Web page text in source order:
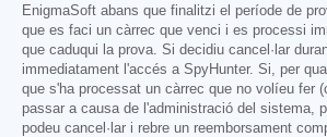
EnigmaSoft abans que finalitzi el període de
que es faci un càrrec que venci i es processi
que caduqui la prova. Si decidiu cancel·lar
immediatament l'accés a SpyHunter. Si, per
que s'ha processat un càrrec que no volíeu fer
passar a causa de l'administració del sistema,
podeu cancel·lar i rebre un reemborsament